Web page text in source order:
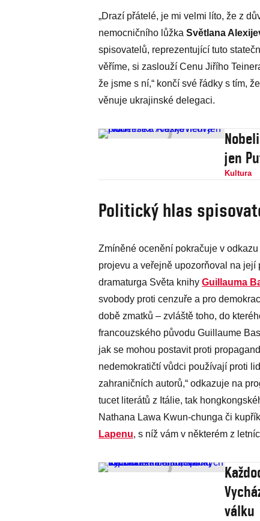
„Drazí přátelé, je mi velmi líto, že z
nemocničního lůžka Světlana
spisovatelů, reprezentující tuto
věříme, si zaslouží Cenu Jiřího
že jsme s ní,“ končí své řádky s tím,
věnuje ukrajinské delegaci.
jen
Kultura
Politický hlas
Zmíněné ocenění pokračuje v
projevu a veřejně upozorňoval na
dramaturga Světa knihy Guillauma
svobody proti cenzuře a pro
době zmatků – zvláště toho, do
francouzského původu Guillaume
jak se mohou postavit proti
nedemokratičtí vůdci používají proti
zahraničních autorů,“ odkazuje na
tucet literátů z Itálie, tak
Nathana Lawa Kwun-chunga či
Lapenu, s níž vám v některém z
válku